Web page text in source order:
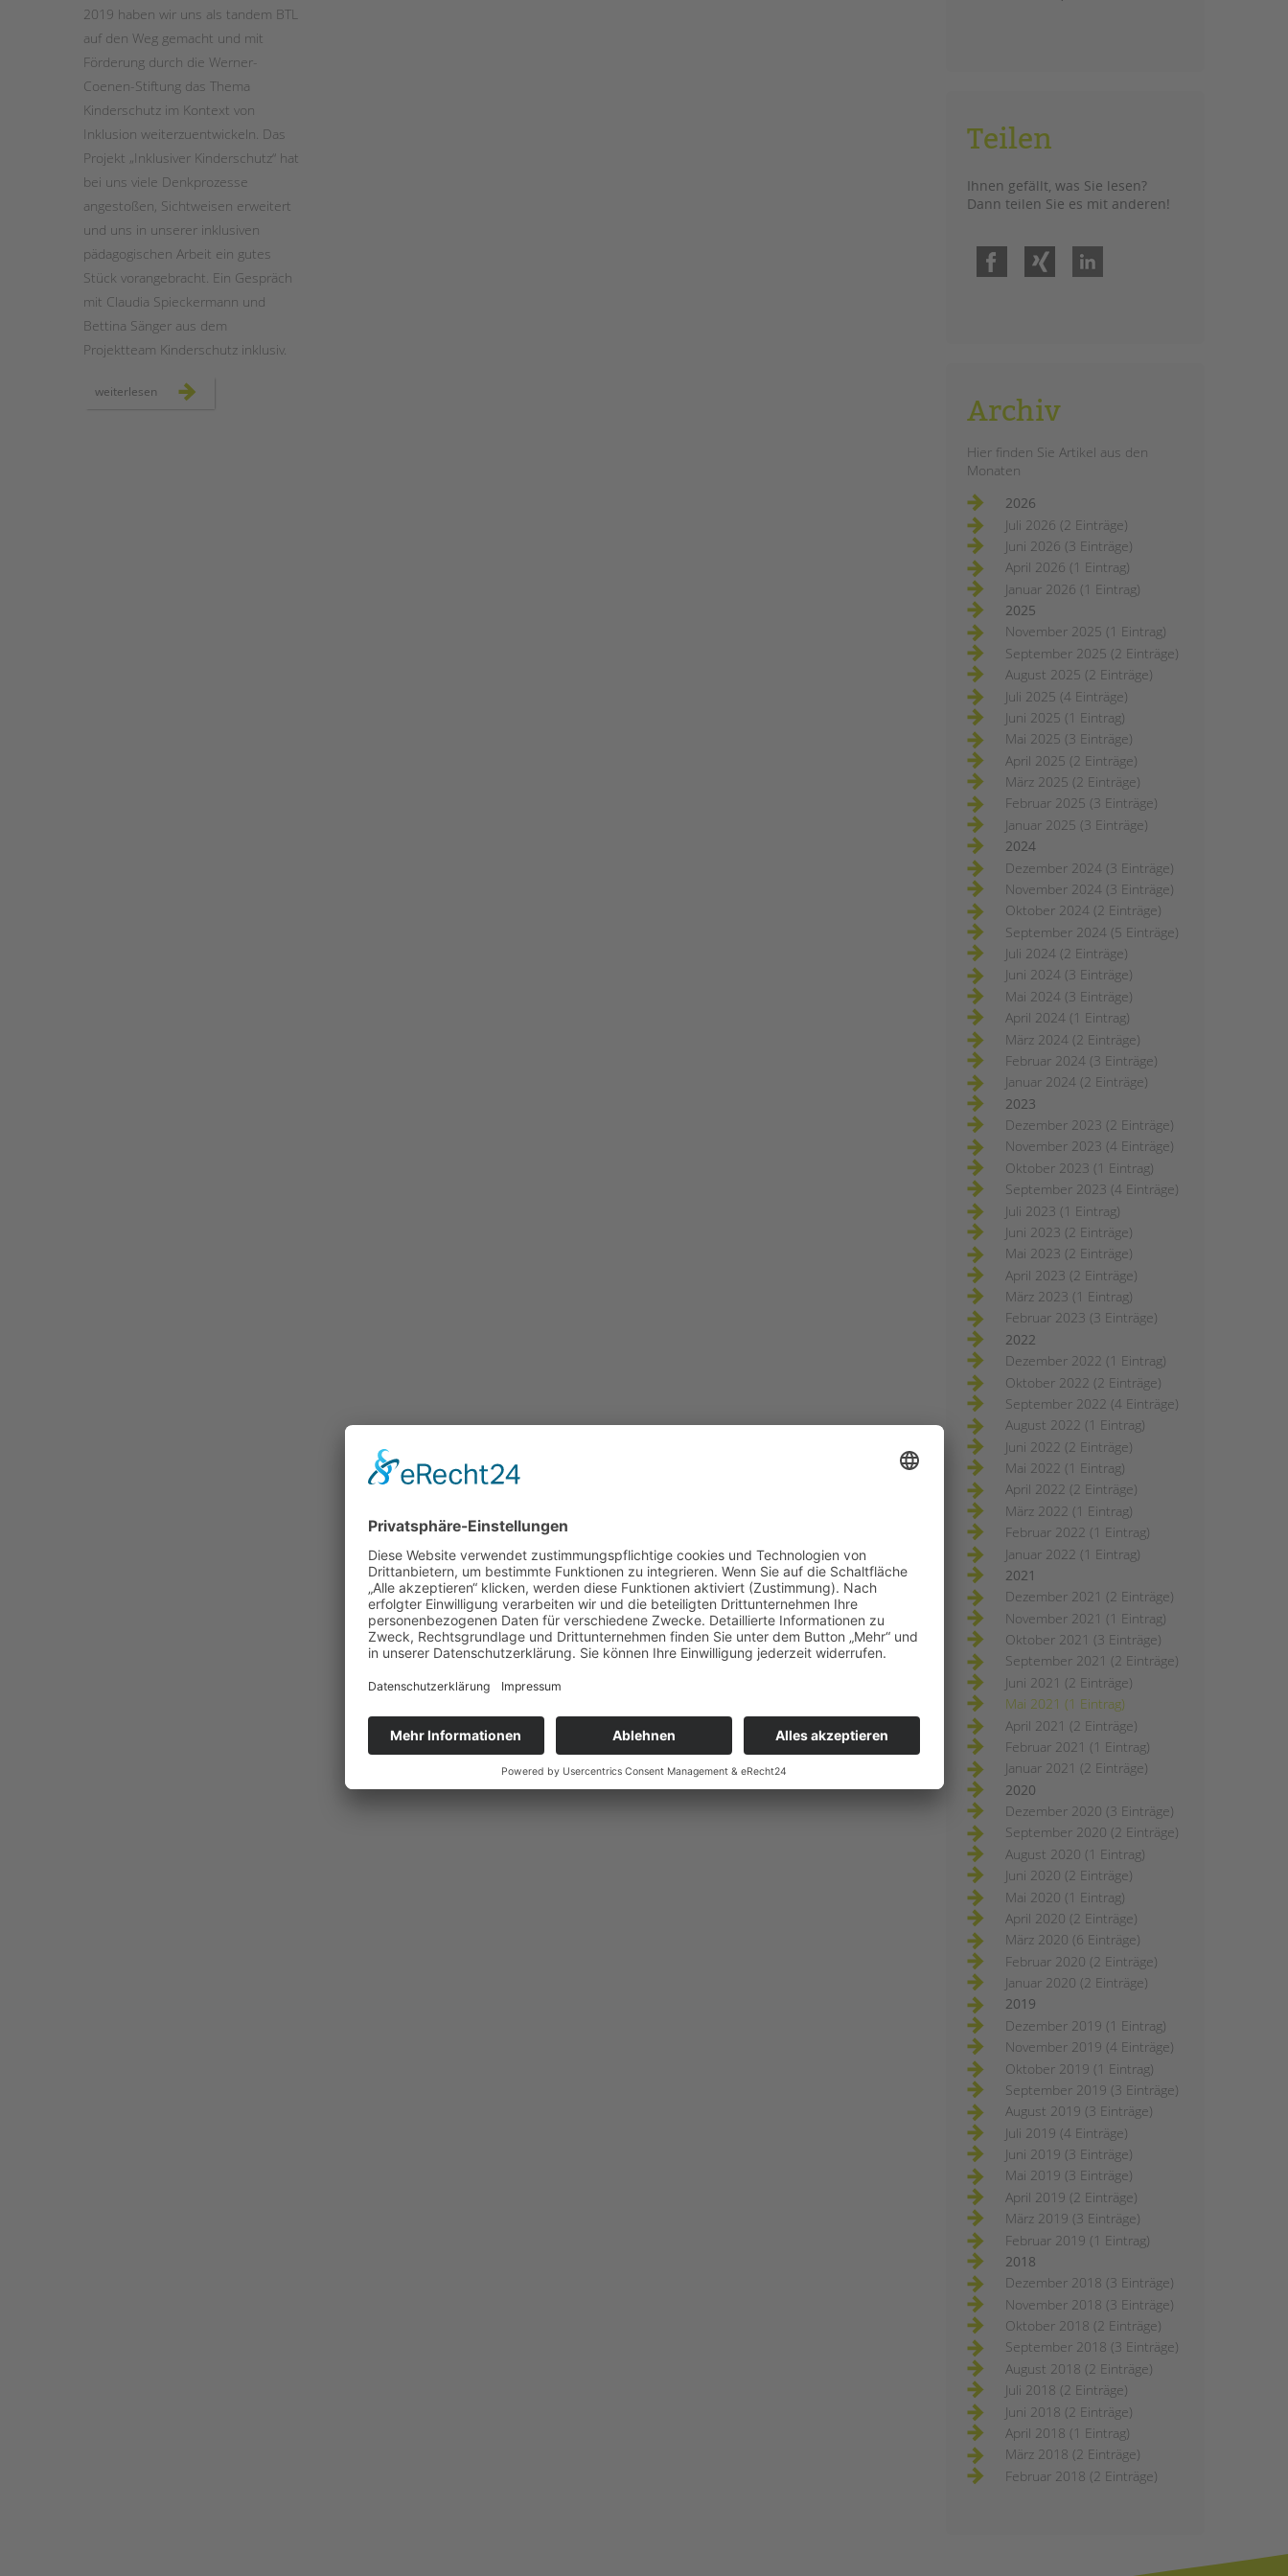
2019 haben wir uns als tandem BTL
auf den Weg gemacht und mit
Förderung durch die Werner-
Coenen-Stiftung das Thema
Kinderschutz im Kontext von
Inklusion weiterzuentwickeln. Das
Projekt „Inklusiver Kinderschutz“ hat
bei uns viele Denkprozesse
angestoßen, Sichtweisen erweitert
und uns in unserer inklusiven
pädagogischen Arbeit ein gutes
Stück vorangebracht. Ein Gespräch
mit Claudia Spieckermann und
Bettina Sänger aus dem
Projektteam Kinderschutz inklusiv.
weiterlesen zwei
Teilen
Ihnen gefällt, was Sie lesen?
Dann teilen Sie es mit anderen!
Facebook
Archiv
Hier finden Sie Artikel aus den
Monaten
2026
Juli 2026 (2 Einträge)
Juni 2026 (3 Einträge)
April 2026 (1 Eintrag)
Januar 2026 (1 Eintrag)
2025
November 2025 (1 Eintrag)
September 2025 (2 Einträge)
August 2025 (2 Einträge)
Juli 2025 (4 Einträge)
Juni 2025 (1 Eintrag)
Mai 2025 (3 Einträge)
April 2025 (2 Einträge)
März 2025 (2 Einträge)
Februar 2025 (3 Einträge)
Januar 2025 (3 Einträge)
2024
Dezember 2024 (3 Einträge)
November 2024 (3 Einträge)
Oktober 2024 (2 Einträge)
September 2024 (5 Einträge)
Juli 2024 (2 Einträge)
Juni 2024 (3 Einträge)
Mai 2024 (3 Einträge)
April 2024 (1 Eintrag)
März 2024 (2 Einträge)
Februar 2024 (3 Einträge)
Januar 2024 (2 Einträge)
2023
Dezember 2023 (2 Einträge)
November 2023 (4 Einträge)
Oktober 2023 (1 Eintrag)
September 2023 (4 Einträge)
Juli 2023 (1 Eintrag)
Juni 2023 (2 Einträge)
Mai 2023 (2 Einträge)
April 2023 (2 Einträge)
März 2023 (1 Eintrag)
Februar 2023 (3 Einträge)
2022
Dezember 2022 (1 Eintrag)
Oktober 2022 (2 Einträge)
September 2022 (4 Einträge)
August 2022 (1 Eintrag)
Juni 2022 (2 Einträge)
Mai 2022 (1 Eintrag)
April 2022 (2 Einträge)
März 2022 (1 Eintrag)
Februar 2022 (1 Eintrag)
Januar 2022 (1 Eintrag)
2021
Dezember 2021 (2 Einträge)
November 2021 (1 Eintrag)
Oktober 2021 (3 Einträge)
September 2021 (2 Einträge)
Juni 2021 (2 Einträge)
Mai 2021 (1 Eintrag)
April 2021 (2 Einträge)
Februar 2021 (1 Eintrag)
Januar 2021 (2 Einträge)
2020
Dezember 2020 (3 Einträge)
September 2020 (2 Einträge)
August 2020 (1 Eintrag)
Juni 2020 (2 Einträge)
Mai 2020 (1 Eintrag)
April 2020 (2 Einträge)
März 2020 (6 Einträge)
Februar 2020 (2 Einträge)
Januar 2020 (2 Einträge)
2019
Dezember 2019 (1 Eintrag)
November 2019 (4 Einträge)
Oktober 2019 (1 Eintrag)
September 2019 (3 Einträge)
August 2019 (3 Einträge)
Juli 2019 (4 Einträge)
Juni 2019 (3 Einträge)
Mai 2019 (3 Einträge)
April 2019 (2 Einträge)
März 2019 (3 Einträge)
Februar 2019 (1 Eintrag)
2018
Dezember 2018 (3 Einträge)
November 2018 (3 Einträge)
Oktober 2018 (2 Einträge)
September 2018 (3 Einträge)
August 2018 (2 Einträge)
Juli 2018 (2 Einträge)
Juni 2018 (2 Einträge)
April 2018 (1 Eintrag)
März 2018 (2 Einträge)
Februar 2018 (2 Einträge)